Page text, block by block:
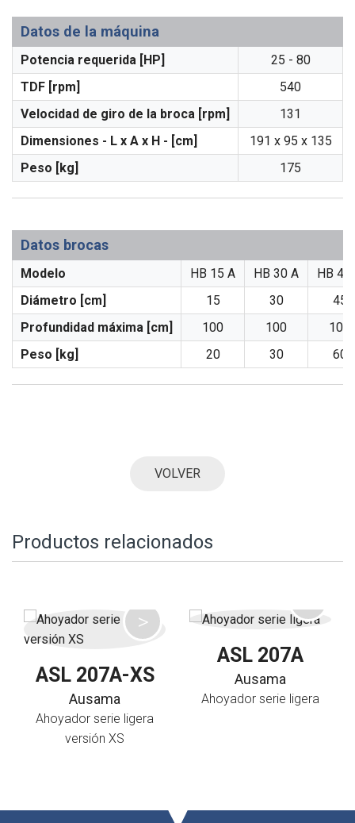
Datos de la máquina
Potencia requerida [HP]
25 - 80
TDF [rpm]
540
Velocidad de giro de la broca [rpm]
131
Dimensiones - L x A x H - [cm]
191 x 95 x 135
Peso [kg]
175
Datos brocas
Modelo HB 15 A HB 30 A
HB 45
Diámetro [cm]
15 30
45
Profundidad máxima [cm]
100 100
100
Peso [kg]
20 30 60
VOLVER
Productos relacionados
ASL 207A-XS
Ausama
Ahoyador serie ligera
versión XS
ASL 207A
Ausama
Ahoyador serie ligera